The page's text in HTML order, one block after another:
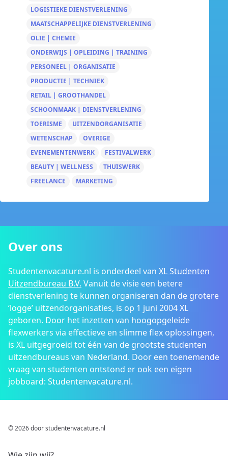
LOGISTIEKE DIENSTVERLENING
MAATSCHAPPELIJKE DIENSTVERLENING
OLIE | CHEMIE
ONDERWIJS | OPLEIDING | TRAINING
PERSONEEL | ORGANISATIE
PRODUCTIE | TECHNIEK
RETAIL | GROOTHANDEL
SCHOONMAAK | DIENSTVERLENING
TOERISME
UITZENDORGANISATIE
WETENSCHAP
OVERIGE
EVENEMENTENWERK
FESTIVALWERK
BEAUTY | WELLNESS
THUISWERK
FREELANCE
MARKETING
Over ons
Studentenvacature.nl is onderdeel van XL Studenten
Uitzendbureau B.V. Vanuit de visie een betere
dienstverlening te kunnen organiseren dan de grotere
‘logge’ uitzendorganisaties, is op 1 juni 2004 XL
geboren. Door het inzetten van hoogopgeleide
flexwerkers via effectieve en slimme flex oplossingen,
is XL uitgegroeid tot één van de grootste studenten
uitzendbureaus van Nederland. Door een toenemende
vraag van studenten ontstond er ook een eigen
jobboard: Studentenvacature.nl.
© 2026 door studentenvacature.nl